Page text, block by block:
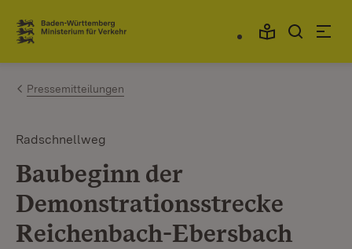
Zum Inhalt springen
Link zur Startseite
Pressemitteilungen
Radschnellweg
Baubeginn der
Demonstrationsstrecke
Reichenbach-Ebersbach